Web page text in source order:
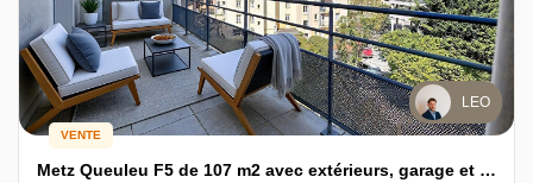
LEO
VENTE
Metz Queuleu F5 de 107 m2 avec extérieurs, garage et parking